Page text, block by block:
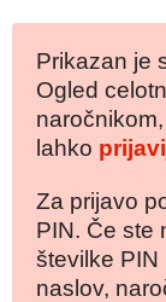
Prikazan je
Ogled
lahko
Za prijavo
PIN. Če ste
številke PIN
naslov,